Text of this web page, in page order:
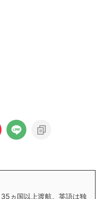
ヵ国以上渡航。英語は独